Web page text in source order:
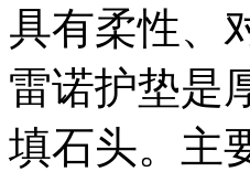
具有柔性、
雷诺护垫是
填石头。主